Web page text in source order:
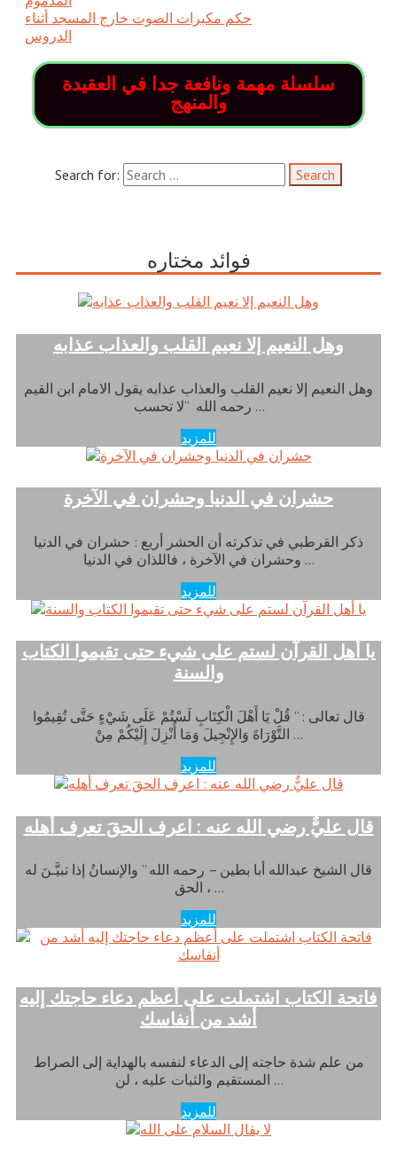
حكم مكبرات الصوت خارج المسجد أثناء
الدروس
سلسلة مهمة ونافعة جدا في العقيدة
والمنهج
Search for:
فوائد مختاره
وهل النعيم إلا نعيم القلب والعذاب عذابه
وهل النعيم إلا نعيم القلب والعذاب عذابه يقول الامام ابن القيم
رحمه الله “لا تحسب …
للمزيد
حشران في الدنيا وحشران في الآخرة
ذكر القرطبي في تذكرته أن الحشر أربع : حشران في الدنيا
وحشران في الآخرة ، فاللذان في الدنيا …
للمزيد
يا أهل القرآن لستم على شيء حتى تقيموا الكتاب
والسنة
قال تعالى : ” قُلْ يَا أَهْلَ الْكِتَابِ لَسْتُمْ عَلَى شَيْءٍ حَتَّى تُقِيمُوا
التَّوْرَاةَ وَالإِنْجِيلَ وَمَا أُنْزِلَ إِلَيْكُمْ مِنْ …
للمزيد
قال عليٌّ رضي الله عنه : اعرف الحقَ تعرف أهله
قال الشيخ عبدالله أبا بطين – رحمه الله ” والإنسانُ إذا تبيَّـنَ له
الحق ، …
للمزيد
فاتحة الكتاب اشتملت على أعظم دعاء حاجتك إليه
أشد من أنفاسك
من علم شدة حاجته إلى الدعاء لنفسه بالهداية إلى الصراط
المستقيم والثبات عليه ، لن …
للمزيد